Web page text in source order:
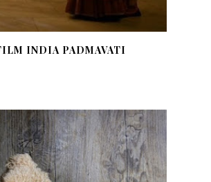
INDIA PADMAVATI